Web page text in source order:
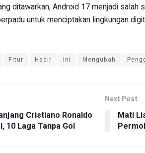
ditawarkan, Android 17 menjadi salah
untuk menciptakan lingkungan
Fitur Hadir Ini Mengubah
Cristiano Ronaldo
10 Laga Tanpa Gol
Next Post
Mati